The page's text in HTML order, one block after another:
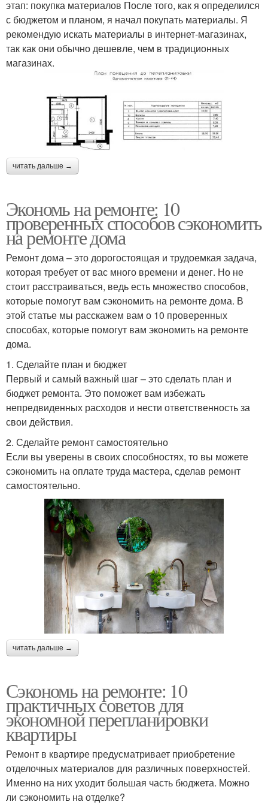
этап: покупка материалов После того, как я определился
с бюджетом и планом, я начал покупать материалы. Я
рекомендую искать материалы в интернет-магазинах,
так как они обычно дешевле, чем в традиционных
магазинах.
читать дальше →
Экономь на ремонте: 10
проверенных способов сэкономить
на ремонте дома
Ремонт дома – это дорогостоящая и трудоемкая задача,
которая требует от вас много времени и денег. Но не
стоит расстраиваться, ведь есть множество способов,
которые помогут вам сэкономить на ремонте дома. В
этой статье мы расскажем вам о 10 проверенных
способах, которые помогут вам экономить на ремонте
дома.
1. Сделайте план и бюджет
Первый и самый важный шаг – это сделать план и
бюджет ремонта. Это поможет вам избежать
непредвиденных расходов и нести ответственность за
свои действия.
2. Сделайте ремонт самостоятельно
Если вы уверены в своих способностях, то вы можете
сэкономить на оплате труда мастера, сделав ремонт
самостоятельно.
читать дальше →
Сэкономь на ремонте: 10
практичных советов для
экономной перепланировки
квартиры
Ремонт в квартире предусматривает приобретение
отделочных материалов для различных поверхностей.
Именно на них уходит большая часть бюджета. Можно
ли сэкономить на отделке?